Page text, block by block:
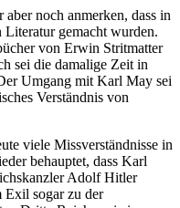
noch anmerken, dass in
gemacht wurden.
von Erwin Stritmatter
sei die damalige Zeit in
Umgang mit Karl May sei
Verständnis von
viele Missverständnisse in
behauptet, dass Karl
Adolf Hitler
Exil sogar zu der